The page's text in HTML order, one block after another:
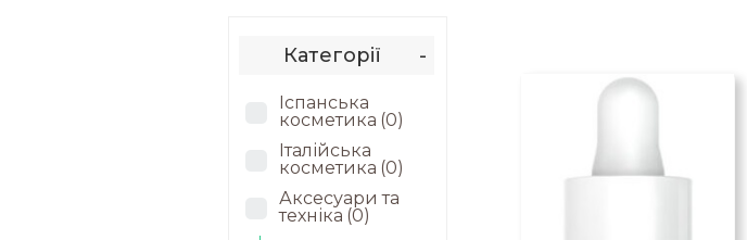
Категорії -
Іспанська
косметика (0)
Італійська
косметика (0)
Аксесуари та
техніка (0)